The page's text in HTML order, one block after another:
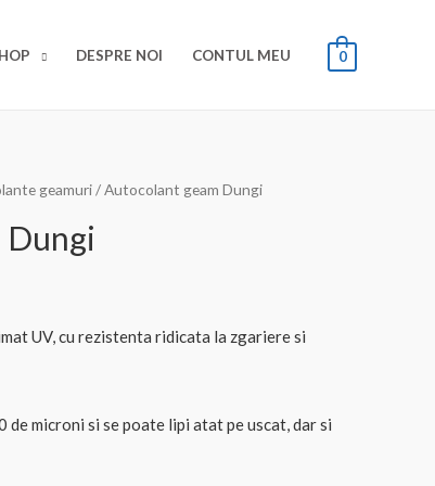
DESPRE NOI CONTUL MEU 0
geamuri/ Autocolant geam Dungi
Dungi
UV, cu rezistenta ridicata la zgariere si
microni si se poate lipi atat pe uscat, dar si